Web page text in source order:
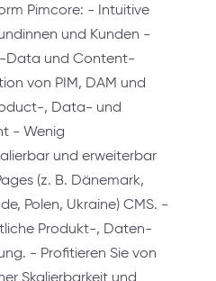
Pimcore: - Intuitive
und Kunden -
Data und Content-
von PIM, DAM und
, Data- und
- Wenig
und erweiterbar
(z. B. Dänemark,
Polen, Ukraine) CMS. -
Produkt-, Daten-
- Profitieren Sie von
Skalierbarkeit und